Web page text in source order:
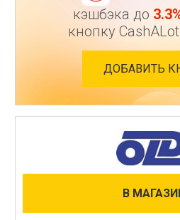
кэшбэка до
кнопку
ДОБАВИТЬ
В